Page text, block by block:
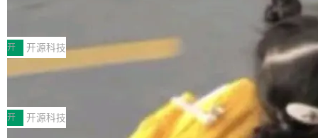
MPComm将作为一种传输引擎接入Mooncake T
ENT，实现零拷贝传输性能提升30%、非零拷贝
传输性能最高提升5倍。UCL-MPComm底层基
于自研UCL-Engine通信引擎，后续腾讯网平将
持续开源更多基于UCL-Engine的高性能通信组
件。 腾讯网平团队在UCL-MPComm中实现了一
型案例入选名单》，深信服“面向企业研发场景的
开源 AI 编程平台 CoStrict 应用”凭借卓越的技术
创新与落地成效成功入选。 全链路私有化部署，
助力企业AI研发安全落地 当前，越来越多企业已
经开始引入 AI Coding 工具，通过调用公有云模
型或企业内部部署模型提升研发效率。但随着 AI
开 开源科技
深信服AI算力网关入选工信部人工智能
前不久，工业和信息化部正式发布《2025年人工
智能应用典型案例名单》，集中展示人工智能在
各领域的应用成果，覆盖技术底座、行业赋能、
开 开源科技